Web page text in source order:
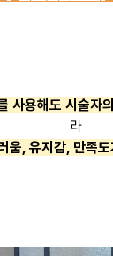
사용해도 시술자
라
움, 유지감, 만족